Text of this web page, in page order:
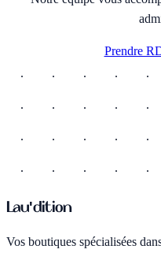
Prendre
Lau'dition
Vos boutiques spécialisées